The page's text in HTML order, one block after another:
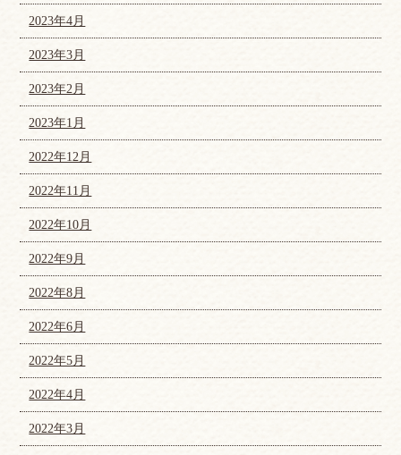
2023年4月
2023年3月
2023年2月
2023年1月
2022年12月
2022年11月
2022年10月
2022年9月
2022年8月
2022年6月
2022年5月
2022年4月
2022年3月